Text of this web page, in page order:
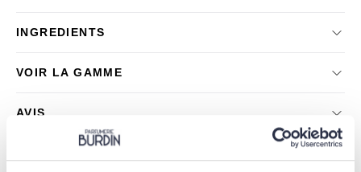
INGREDIENTS
VOIR LA GAMME
AVIS